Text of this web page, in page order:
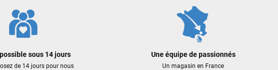
sous 14 jours
de 14 jours pour nous
Une équipe de passionnés
Un magasin en France
eux m'ont
conseil
cette severne